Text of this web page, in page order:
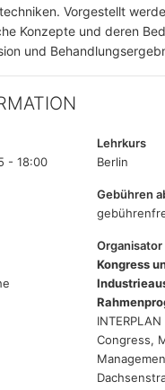
Vorgestellt
Konzepte und deren
und
- 18:00
Lehrkurs
Berlin
Gebühren
Organisator
Kongress
INTERPLAN
Congress,